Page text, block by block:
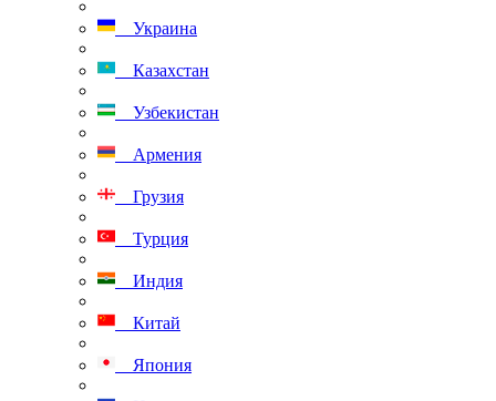
Украина
Казахстан
Узбекистан
Армения
Грузия
Турция
Индия
Китай
Япония